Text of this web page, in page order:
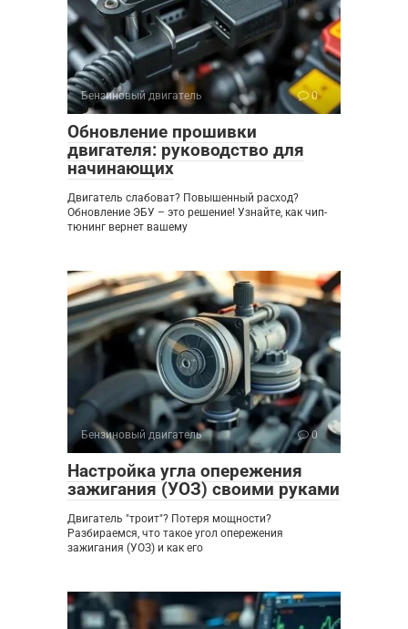
Бензиновый двигатель 0
Обновление прошивки
двигателя: руководство для
начинающих
Двигатель слабоват? Повышенный расход?
Обновление ЭБУ – это решение! Узнайте, как чип-
тюнинг вернет вашему
Бензиновый двигатель 0
Настройка угла опережения
зажигания (УОЗ) своими руками
Двигатель "троит"? Потеря мощности?
Разбираемся, что такое угол опережения
зажигания (УОЗ) и как его